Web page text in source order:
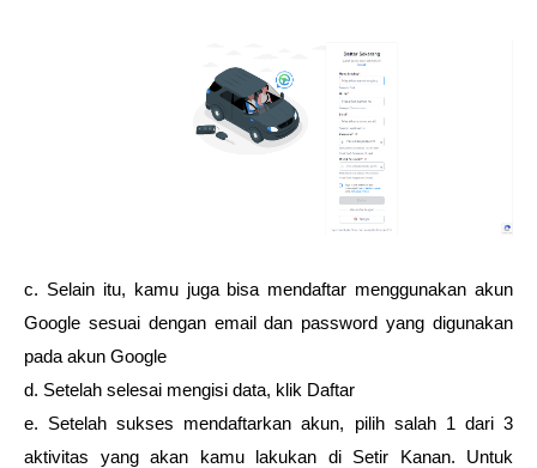
c. Selain itu, kamu juga bisa mendaftar menggunakan akun
Google sesuai dengan email dan password yang digunakan
pada akun Google
d. Setelah selesai mengisi data, klik Daftar
e. Setelah sukses mendaftarkan akun, pilih salah 1 dari 3
aktivitas yang akan kamu lakukan di Setir Kanan. Untuk